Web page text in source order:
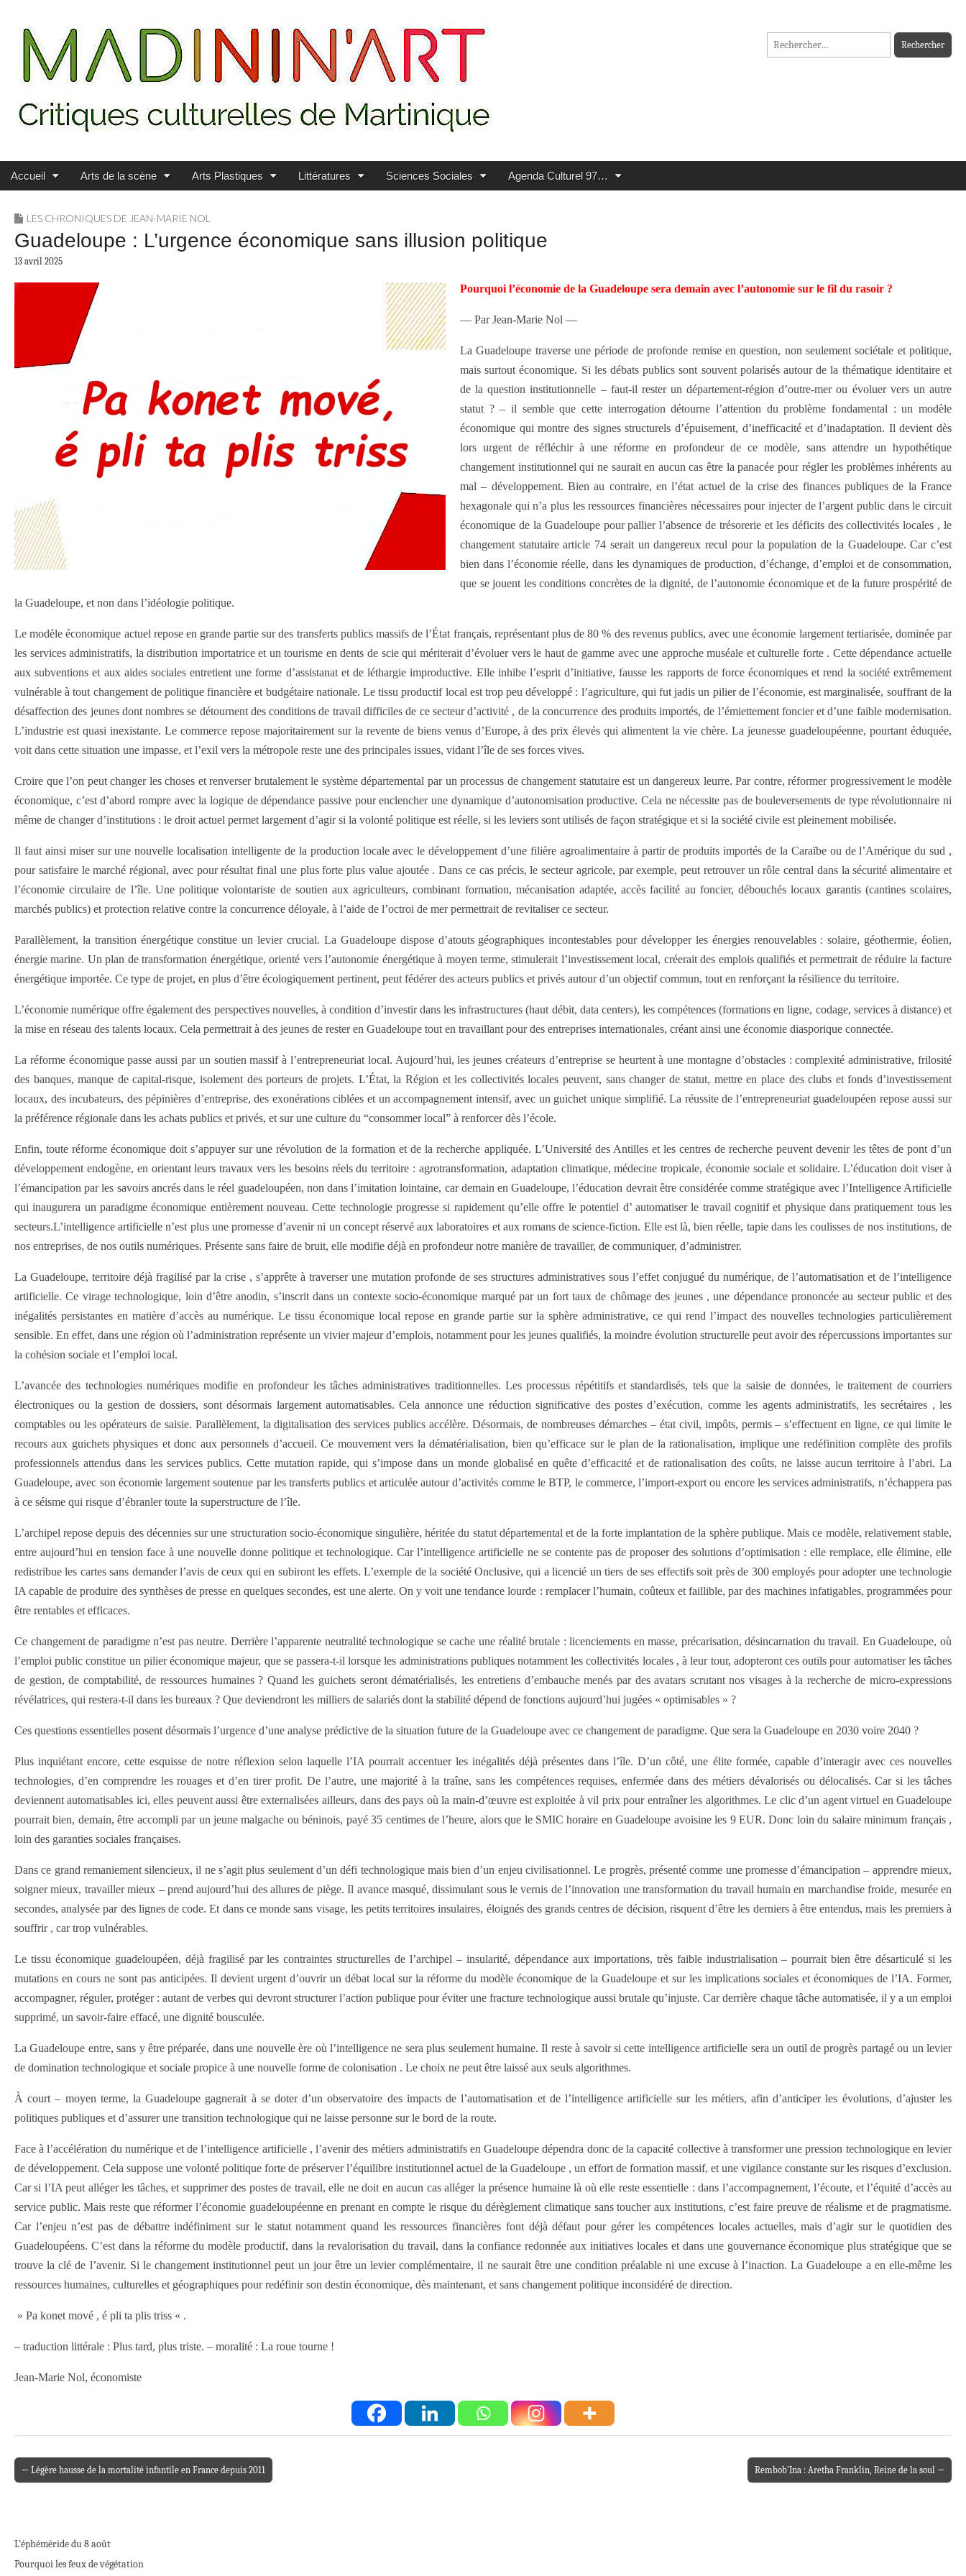
MADININ'ART
Rechercher :
Main menu
Skip to content
Accueil Arts de la scène Arts Plastiques Littératures Sciences Sociales Agenda Culturel 97…
LES CHRONIQUES DE JEAN-MARIE NOL
Guadeloupe : L’urgence économique sans illusion politique
13 avril 2025
Pourquoi l’économie de la Guadeloupe sera demain avec l’autonomie sur le fil du rasoir ?
— Par Jean-Marie Nol —
La Guadeloupe traverse une période de profonde remise en question, non seulement sociétale et politique,
mais surtout économique. Si les débats publics sont souvent polarisés autour de la thématique identitaire et
de la question institutionnelle – faut-il rester un département-région d’outre-mer ou évoluer vers un autre
statut ? – il semble que cette interrogation détourne l’attention du problème fondamental : un modèle
économique qui montre des signes structurels d’épuisement, d’inefficacité et d’inadaptation. Il devient dès
lors urgent de réfléchir à une réforme en profondeur de ce modèle, sans attendre un hypothétique
changement institutionnel qui ne saurait en aucun cas être la panacée pour régler les problèmes inhérents au
mal – développement. Bien au contraire, en l’état actuel de la crise des finances publiques de la France
hexagonale qui n’a plus les ressources financières nécessaires pour injecter de l’argent public dans le circuit
économique de la Guadeloupe pour pallier l’absence de trésorerie et les déficits des collectivités locales , le
changement statutaire article 74 serait un dangereux recul pour la population de la Guadeloupe. Car c’est
bien dans l’économie réelle, dans les dynamiques de production, d’échange, d’emploi et de consommation,
que se jouent les conditions concrètes de la dignité, de l’autonomie économique et de la future prospérité de
la Guadeloupe, et non dans l’idéologie politique.
Le modèle économique actuel repose en grande partie sur des transferts publics massifs de l’État français, représentant plus de 80 % des revenus publics, avec une économie largement tertiarisée, dominée par
les services administratifs, la distribution importatrice et un tourisme en dents de scie qui mériterait d’évoluer vers le haut de gamme avec une approche muséale et culturelle forte . Cette dépendance actuelle
aux subventions et aux aides sociales entretient une forme d’assistanat et de léthargie improductive. Elle inhibe l’esprit d’initiative, fausse les rapports de force économiques et rend la société extrêmement
vulnérable à tout changement de politique financière et budgétaire nationale. Le tissu productif local est trop peu développé : l’agriculture, qui fut jadis un pilier de l’économie, est marginalisée, souffrant de la
désaffection des jeunes dont nombres se détournent des conditions de travail difficiles de ce secteur d’activité , de la concurrence des produits importés, de l’émiettement foncier et d’une faible modernisation.
L’industrie est quasi inexistante. Le commerce repose majoritairement sur la revente de biens venus d’Europe, à des prix élevés qui alimentent la vie chère. La jeunesse guadeloupéenne, pourtant éduquée,
voit dans cette situation une impasse, et l’exil vers la métropole reste une des principales issues, vidant l’île de ses forces vives.
Croire que l’on peut changer les choses et renverser brutalement le système départemental par un processus de changement statutaire est un dangereux leurre. Par contre, réformer progressivement le modèle
économique, c’est d’abord rompre avec la logique de dépendance passive pour enclencher une dynamique d’autonomisation productive. Cela ne nécessite pas de bouleversements de type révolutionnaire ni
même de changer d’institutions : le droit actuel permet largement d’agir si la volonté politique est réelle, si les leviers sont utilisés de façon stratégique et si la société civile est pleinement mobilisée.
Il faut ainsi miser sur une nouvelle localisation intelligente de la production locale avec le développement d’une filière agroalimentaire à partir de produits importés de la Caraïbe ou de l’Amérique du sud ,
pour satisfaire le marché régional, avec pour résultat final une plus forte plus value ajoutée . Dans ce cas précis, le secteur agricole, par exemple, peut retrouver un rôle central dans la sécurité alimentaire et
l’économie circulaire de l’île. Une politique volontariste de soutien aux agriculteurs, combinant formation, mécanisation adaptée, accès facilité au foncier, débouchés locaux garantis (cantines scolaires,
marchés publics) et protection relative contre la concurrence déloyale, à l’aide de l’octroi de mer permettrait de revitaliser ce secteur.
Parallèlement, la transition énergétique constitue un levier crucial. La Guadeloupe dispose d’atouts géographiques incontestables pour développer les énergies renouvelables : solaire, géothermie, éolien,
énergie marine. Un plan de transformation énergétique, orienté vers l’autonomie énergétique à moyen terme, stimulerait l’investissement local, créerait des emplois qualifiés et permettrait de réduire la facture
énergétique importée. Ce type de projet, en plus d’être écologiquement pertinent, peut fédérer des acteurs publics et privés autour d’un objectif commun, tout en renforçant la résilience du territoire.
L’économie numérique offre également des perspectives nouvelles, à condition d’investir dans les infrastructures (haut débit, data centers), les compétences (formations en ligne, codage, services à distance) et
la mise en réseau des talents locaux. Cela permettrait à des jeunes de rester en Guadeloupe tout en travaillant pour des entreprises internationales, créant ainsi une économie diasporique connectée.
La réforme économique passe aussi par un soutien massif à l’entrepreneuriat local. Aujourd’hui, les jeunes créateurs d’entreprise se heurtent à une montagne d’obstacles : complexité administrative, frilosité
des banques, manque de capital-risque, isolement des porteurs de projets. L’État, la Région et les collectivités locales peuvent, sans changer de statut, mettre en place des clubs et fonds d’investissement
locaux, des incubateurs, des pépinières d’entreprise, des exonérations ciblées et un accompagnement intensif, avec un guichet unique simplifié. La réussite de l’entrepreneuriat guadeloupéen repose aussi sur
la préférence régionale dans les achats publics et privés, et sur une culture du “consommer local” à renforcer dès l’école.
Enfin, toute réforme économique doit s’appuyer sur une révolution de la formation et de la recherche appliquée. L’Université des Antilles et les centres de recherche peuvent devenir les têtes de pont d’un
développement endogène, en orientant leurs travaux vers les besoins réels du territoire : agrotransformation, adaptation climatique, médecine tropicale, économie sociale et solidaire. L’éducation doit viser à
l’émancipation par les savoirs ancrés dans le réel guadeloupéen, non dans l’imitation lointaine, car demain en Guadeloupe, l’éducation devrait être considérée comme stratégique avec l’Intelligence Artificielle
qui inaugurera un paradigme économique entièrement nouveau. Cette technologie progresse si rapidement qu’elle offre le potentiel d’ automatiser le travail cognitif et physique dans pratiquement tous les
secteurs.L’intelligence artificielle n’est plus une promesse d’avenir ni un concept réservé aux laboratoires et aux romans de science-fiction. Elle est là, bien réelle, tapie dans les coulisses de nos institutions, de
nos entreprises, de nos outils numériques. Présente sans faire de bruit, elle modifie déjà en profondeur notre manière de travailler, de communiquer, d’administrer.
La Guadeloupe, territoire déjà fragilisé par la crise , s’apprête à traverser une mutation profonde de ses structures administratives sous l’effet conjugué du numérique, de l’automatisation et de l’intelligence
artificielle. Ce virage technologique, loin d’être anodin, s’inscrit dans un contexte socio-économique marqué par un fort taux de chômage des jeunes , une dépendance prononcée au secteur public et des
inégalités persistantes en matière d’accès au numérique. Le tissu économique local repose en grande partie sur la sphère administrative, ce qui rend l’impact des nouvelles technologies particulièrement
sensible. En effet, dans une région où l’administration représente un vivier majeur d’emplois, notamment pour les jeunes qualifiés, la moindre évolution structurelle peut avoir des répercussions importantes sur
la cohésion sociale et l’emploi local.
L’avancée des technologies numériques modifie en profondeur les tâches administratives traditionnelles. Les processus répétitifs et standardisés, tels que la saisie de données, le traitement de courriers
électroniques ou la gestion de dossiers, sont désormais largement automatisables. Cela annonce une réduction significative des postes d’exécution, comme les agents administratifs, les secrétaires , les
comptables ou les opérateurs de saisie. Parallèlement, la digitalisation des services publics accélère. Désormais, de nombreuses démarches – état civil, impôts, permis – s’effectuent en ligne, ce qui limite le
recours aux guichets physiques et donc aux personnels d’accueil. Ce mouvement vers la dématérialisation, bien qu’efficace sur le plan de la rationalisation, implique une redéfinition complète des profils
professionnels attendus dans les services publics. Cette mutation rapide, qui s’impose dans un monde globalisé en quête d’efficacité et de rationalisation des coûts, ne laisse aucun territoire à l’abri. La
Guadeloupe, avec son économie largement soutenue par les transferts publics et articulée autour d’activités comme le BTP, le commerce, l’import-export ou encore les services administratifs, n’échappera pas
à ce séisme qui risque d’ébranler toute la superstructure de l’île.
L’archipel repose depuis des décennies sur une structuration socio-économique singulière, héritée du statut départemental et de la forte implantation de la sphère publique. Mais ce modèle, relativement stable,
entre aujourd’hui en tension face à une nouvelle donne politique et technologique. Car l’intelligence artificielle ne se contente pas de proposer des solutions d’optimisation : elle remplace, elle élimine, elle
redistribue les cartes sans demander l’avis de ceux qui en subiront les effets. L’exemple de la société Onclusive, qui a licencié un tiers de ses effectifs soit près de 300 employés pour adopter une technologie
IA capable de produire des synthèses de presse en quelques secondes, est une alerte. On y voit une tendance lourde : remplacer l’humain, coûteux et faillible, par des machines infatigables, programmées pour
être rentables et efficaces.
Ce changement de paradigme n’est pas neutre. Derrière l’apparente neutralité technologique se cache une réalité brutale : licenciements en masse, précarisation, désincarnation du travail. En Guadeloupe, où
l’emploi public constitue un pilier économique majeur, que se passera-t-il lorsque les administrations publiques notamment les collectivités locales , à leur tour, adopteront ces outils pour automatiser les tâches
de gestion, de comptabilité, de ressources humaines ? Quand les guichets seront dématérialisés, les entretiens d’embauche menés par des avatars scrutant nos visages à la recherche de micro-expressions
révélatrices, qui restera-t-il dans les bureaux ? Que deviendront les milliers de salariés dont la stabilité dépend de fonctions aujourd’hui jugées « optimisables » ?
Ces questions essentielles posent désormais l’urgence d’une analyse prédictive de la situation future de la Guadeloupe avec ce changement de paradigme. Que sera la Guadeloupe en 2030 voire 2040 ?
Plus inquiétant encore, cette esquisse de notre réflexion selon laquelle l’IA pourrait accentuer les inégalités déjà présentes dans l’île. D’un côté, une élite formée, capable d’interagir avec ces nouvelles
technologies, d’en comprendre les rouages et d’en tirer profit. De l’autre, une majorité à la traîne, sans les compétences requises, enfermée dans des métiers dévalorisés ou délocalisés. Car si les tâches
deviennent automatisables ici, elles peuvent aussi être externalisées ailleurs, dans des pays où la main-d’œuvre est exploitée à vil prix pour entraîner les algorithmes. Le clic d’un agent virtuel en Guadeloupe
pourrait bien, demain, être accompli par un jeune malgache ou béninois, payé 35 centimes de l’heure, alors que le SMIC horaire en Guadeloupe avoisine les 9 EUR. Donc loin du salaire minimum français ,
loin des garanties sociales françaises.
Dans ce grand remaniement silencieux, il ne s’agit plus seulement d’un défi technologique mais bien d’un enjeu civilisationnel. Le progrès, présenté comme une promesse d’émancipation – apprendre mieux,
soigner mieux, travailler mieux – prend aujourd’hui des allures de piège. Il avance masqué, dissimulant sous le vernis de l’innovation une transformation du travail humain en marchandise froide, mesurée en
secondes, analysée par des lignes de code. Et dans ce monde sans visage, les petits territoires insulaires, éloignés des grands centres de décision, risquent d’être les derniers à être entendus, mais les premiers à
souffrir , car trop vulnérables.
Le tissu économique guadeloupéen, déjà fragilisé par les contraintes structurelles de l’archipel – insularité, dépendance aux importations, très faible industrialisation – pourrait bien être désarticulé si les
mutations en cours ne sont pas anticipées. Il devient urgent d’ouvrir un débat local sur la réforme du modèle économique de la Guadeloupe et sur les implications sociales et économiques de l’IA. Former,
accompagner, réguler, protéger : autant de verbes qui devront structurer l’action publique pour éviter une fracture technologique aussi brutale qu’injuste. Car derrière chaque tâche automatisée, il y a un emploi
supprimé, un savoir-faire effacé, une dignité bousculée.
La Guadeloupe entre, sans y être préparée, dans une nouvelle ère où l’intelligence ne sera plus seulement humaine. Il reste à savoir si cette intelligence artificielle sera un outil de progrès partagé ou un levier
de domination technologique et sociale propice à une nouvelle forme de colonisation . Le choix ne peut être laissé aux seuls algorithmes.
À court – moyen terme, la Guadeloupe gagnerait à se doter d’un observatoire des impacts de l’automatisation et de l’intelligence artificielle sur les métiers, afin d’anticiper les évolutions, d’ajuster les
politiques publiques et d’assurer une transition technologique qui ne laisse personne sur le bord de la route.
Face à l’accélération du numérique et de l’intelligence artificielle , l’avenir des métiers administratifs en Guadeloupe dépendra donc de la capacité collective à transformer une pression technologique en levier
de développement. Cela suppose une volonté politique forte de préserver l’équilibre institutionnel actuel de la Guadeloupe , un effort de formation massif, et une vigilance constante sur les risques d’exclusion.
Car si l’IA peut alléger les tâches, et supprimer des postes de travail, elle ne doit en aucun cas alléger la présence humaine là où elle reste essentielle : dans l’accompagnement, l’écoute, et l’équité d’accès au
service public. Mais reste que réformer l’économie guadeloupéenne en prenant en compte le risque du dérèglement climatique sans toucher aux institutions, c’est faire preuve de réalisme et de pragmatisme.
Car l’enjeu n’est pas de débattre indéfiniment sur le statut notamment quand les ressources financières font déjà défaut pour gérer les compétences locales actuelles, mais d’agir sur le quotidien des
Guadeloupéens. C’est dans la réforme du modèle productif, dans la revalorisation du travail, dans la confiance redonnée aux initiatives locales et dans une gouvernance économique plus stratégique que se
trouve la clé de l’avenir. Si le changement institutionnel peut un jour être un levier complémentaire, il ne saurait être une condition préalable ni une excuse à l’inaction. La Guadeloupe a en elle-même les
ressources humaines, culturelles et géographiques pour redéfinir son destin économique, dès maintenant, et sans changement politique inconsidéré de direction.
» Pa konet mové , é pli ta plis triss « .
– traduction littérale : Plus tard, plus triste. – moralité : La roue tourne !
Jean-Marie Nol, économiste
Post navigation
← Légère hausse de la mortalité infantile en France depuis 2011 Rembob’Ina : Aretha Franklin, Reine de la soul →
L’éphéméride du 8 août
Pourquoi les feux de végétation